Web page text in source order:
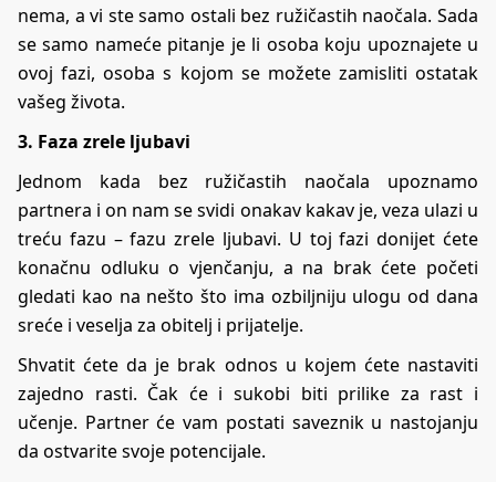
nema, a vi ste samo ostali bez ružičastih naočala. Sada
se samo nameće pitanje je li osoba koju upoznajete u
ovoj fazi, osoba s kojom se možete zamisliti ostatak
vašeg života.
3. Faza zrele ljubavi
Jednom kada bez ružičastih naočala upoznamo
partnera i on nam se svidi onakav kakav je, veza ulazi u
treću fazu – fazu zrele ljubavi. U toj fazi donijet ćete
konačnu odluku o vjenčanju, a na brak ćete početi
gledati kao na nešto što ima ozbiljniju ulogu od dana
sreće i veselja za obitelj i prijatelje.
Shvatit ćete da je brak odnos u kojem ćete nastaviti
zajedno rasti. Čak će i sukobi biti prilike za rast i
učenje. Partner će vam postati saveznik u nastojanju
da ostvarite svoje potencijale.